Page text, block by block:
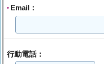
* Email：
行動電話：